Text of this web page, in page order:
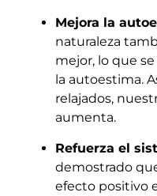
Mejora la
naturaleza
mejor, lo que
la autoestima.
relajados,
aumenta.
Refuerza el
demostrado
efecto positivo